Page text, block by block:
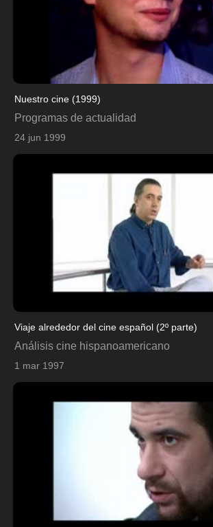
Nuestro cine (1999)
Programas de actualidad
24 jun 1999
Viaje alrededor del cine español (2º parte)
Análisis cine hispanoamericano
1 mar 1997